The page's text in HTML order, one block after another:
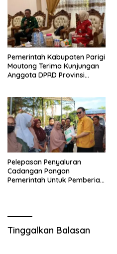
Pemerintah Kabupaten Parigi
Moutong Terima Kunjungan
Anggota DPRD Provinsi
Pelepasan Penyaluran
Cadangan Pangan
Pemerintah Untuk Pemberian
Tinggalkan Balasan